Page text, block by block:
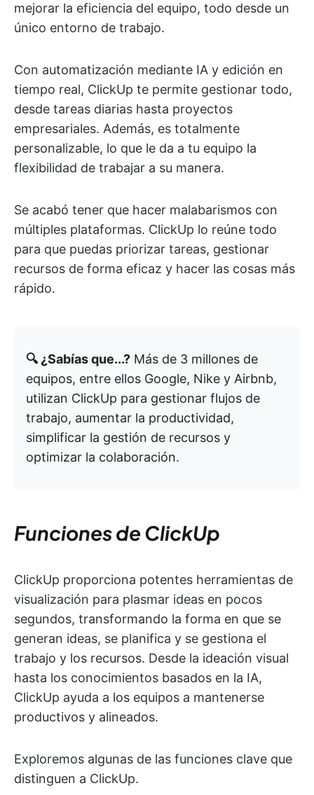
mejorar la eficiencia del equipo, todo desde un
único entorno de trabajo.
Con automatización mediante IA y edición en
tiempo real, ClickUp te permite gestionar todo,
desde tareas diarias hasta proyectos
empresariales. Además, es totalmente
personalizable, lo que le da a tu equipo la
flexibilidad de trabajar a su manera.
Se acabó tener que hacer malabarismos con
múltiples plataformas. ClickUp lo reúne todo
para que puedas priorizar tareas, gestionar
recursos de forma eficaz y hacer las cosas más
rápido.
🔍 ¿Sabías que...? Más de 3 millones de
equipos, entre ellos Google, Nike y Airbnb,
utilizan ClickUp para gestionar flujos de
trabajo, aumentar la productividad,
simplificar la gestión de recursos y
optimizar la colaboración.
Funciones de ClickUp
ClickUp proporciona potentes herramientas de
visualización para plasmar ideas en pocos
segundos, transformando la forma en que se
generan ideas, se planifica y se gestiona el
trabajo y los recursos. Desde la ideación visual
hasta los conocimientos basados en la IA,
ClickUp ayuda a los equipos a mantenerse
productivos y alineados.
Exploremos algunas de las funciones clave que
distinguen a ClickUp.